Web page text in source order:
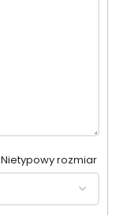
Nietypowy rozmiar